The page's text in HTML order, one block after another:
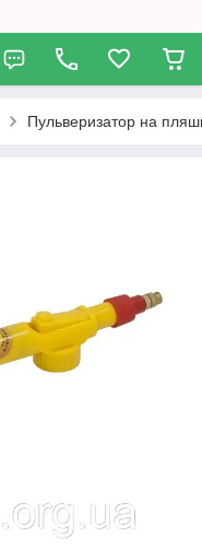
Пульверизатор на